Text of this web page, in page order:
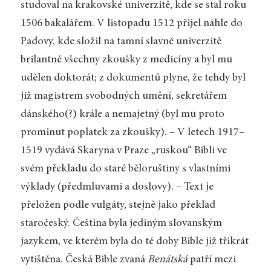
studoval na krakovské univerzitě, kde se stal roku
1506 bakalářem. V listopadu 1512 přijel náhle do
Padovy, kde složil na tamní slavné univerzitě
brilantně všechny zkoušky z medicíny a byl mu
udělen doktorát; z dokumentů plyne, že tehdy byl
již magistrem svobodných umění, sekretářem
dánského(?) krále a nemajetný (byl mu proto
prominut poplatek za zkoušky). – V letech 1917–
1519 vydává Skaryna v Praze „ruskou“ Bibli ve
svém překladu do staré běloruštiny s vlastními
výklady (předmluvami a doslovy). – Text je
přeložen podle vulgáty, stejně jako překlad
staročeský. Čeština byla jediným slovanským
jazykem, ve kterém byla do té doby Bible již třikrát
vytištěna. Česká Bible zvaná Benátskápatří mezi